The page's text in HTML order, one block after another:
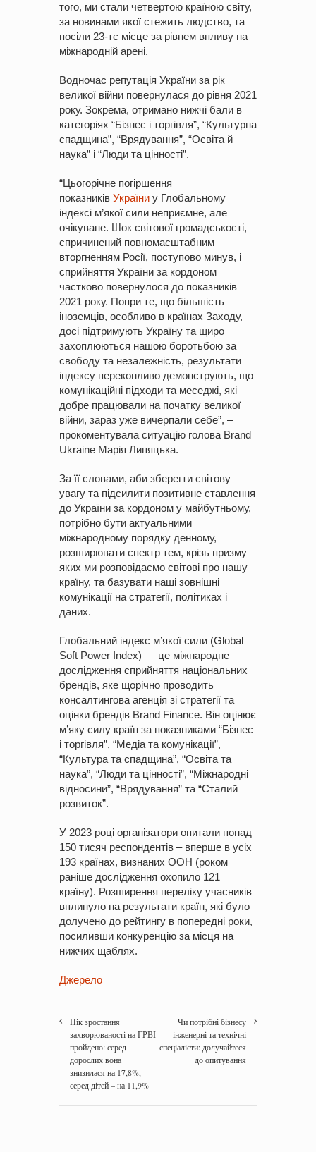
того, ми стали четвертою країною світу,
за новинами якої стежить людство, та
посіли 23-тє місце за рівнем впливу на
міжнародній арені.
Водночас репутація України за рік
великої війни повернулася до рівня 2021
року. Зокрема, отримано нижчі бали в
категоріях “Бізнес і торгівля”, “Культурна
спадщина”, “Врядування”, “Освіта й
наука” і “Люди та цінності”.
“Цьогорічне погіршення
показників України у Глобальному
індексі м’якої сили неприємне, але
очікуване. Шок світової громадськості,
спричинений повномасштабним
вторгненням Росії, поступово минув, і
сприйняття України за кордоном
частково повернулося до показників
2021 року. Попри те, що більшість
іноземців, особливо в країнах Заходу,
досі підтримують Україну та щиро
захоплюються нашою боротьбою за
свободу та незалежність, результати
індексу переконливо демонструють, що
комунікаційні підходи та меседжі, які
добре працювали на початку великої
війни, зараз уже вичерпали себе”, –
прокоментувала ситуацію голова Brand
Ukraine Марія Липяцька.
За її словами, аби зберегти світову
увагу та підсилити позитивне ставлення
до України за кордоном у майбутньому,
потрібно бути актуальними
міжнародному порядку денному,
розширювати спектр тем, крізь призму
яких ми розповідаємо світові про нашу
країну, та базувати наші зовнішні
комунікації на стратегії, політиках і
даних.
Глобальний індекс м’якої сили (Global
Soft Power Index) — це міжнародне
дослідження сприйняття національних
брендів, яке щорічно проводить
консалтингова агенція зі стратегії та
оцінки брендів Brand Finance. Він оцінює
м’яку силу країн за показниками “Бізнес
і торгівля”, “Медіа та комунікації”,
“Культура та спадщина”, “Освіта та
наука”, “Люди та цінності”, “Міжнародні
відносини”, “Врядування” та “Сталий
розвиток”.
У 2023 році організатори опитали понад
150 тисяч респондентів – вперше в усіх
193 країнах, визнаних ООН (роком
раніше дослідження охопило 121
країну). Розширення переліку учасників
вплинуло на результати країн, які було
долучено до рейтингу в попередні роки,
посиливши конкуренцію за місця на
нижчих щаблях.
Джерело
Пік зростання
захворюваності на ГРВІ
пройдено: серед
дорослих вона
знизилася на 17,8%,
серед дітей – на 11,9%
Чи потрібні бізнесу
інженерні та технічні
спеціалісти: долучайтеся
до опитування